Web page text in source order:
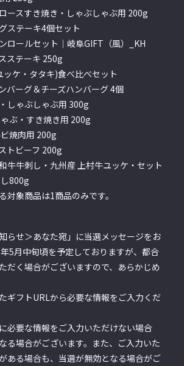
ースすき焼き・しゃぶしゃぶ用 200g
ステーキ4個セット
ロールセット｜岐阜GIFT（風）_KH
ステーキ 250g
ッケ・タタキ)食べ比べセット
バーグ＆チーズハンバーグ 4個
しゃぶしゃぶ用 300g
ぶ・すき焼き用 200g
焼肉用 200g
トビーフ 200g
牛牛刺し・九州産 上村牛ユッケ・セット
800g
象商品は1商品のみです。
らせ＞あなた宛」に当選メッセージをお
5月中旬頃を予定しておりますが、都合
だく場合がございますので、あらかじめ
ギフトURLから必要な情報をご入力くだ
必要な情報をご入力いただけない場合
る場合がございます。また、ご入力いた
ある場合も、当選が無効となる場合がご